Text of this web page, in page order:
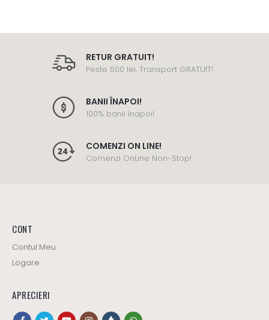
RETUR GRATUIT!
Peste 500 lei, Transport GRATUIT!
BANII ÎNAPOI!
100% banii înapoi!
COMENZI ON LINE!
Comenzi OnLine Non-Stop!
CONT
Contul Meu
Logare
APRECIERI